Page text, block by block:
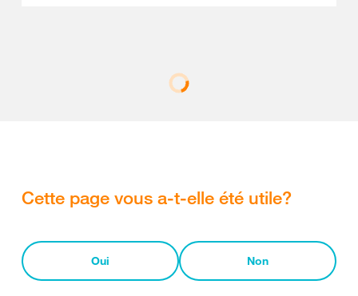
Cette page vous a-t-elle été utile?
Oui Non